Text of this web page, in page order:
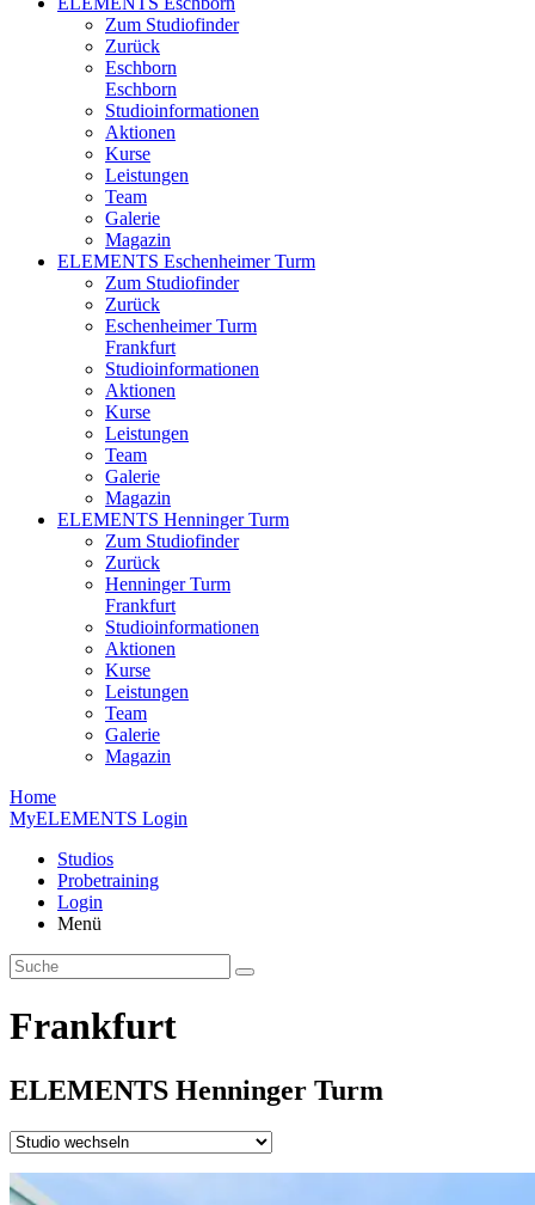
Zum Studiofinder
Zurück
Esch­born
Eschborn
Studioinformationen
Aktionen
Kurse
Leistungen
Team
Galerie
Magazin
ELEMENTS Eschenheimer Turm
Zum Studiofinder
Zurück
Eschen­heimer Turm
Frankfurt
Studioinformationen
Aktionen
Kurse
Leistungen
Team
Galerie
Magazin
ELEMENTS Henninger Turm
Zum Studiofinder
Zurück
Henninger Turm
Frankfurt
Studioinformationen
Aktionen
Kurse
Leistungen
Team
Galerie
Magazin
Home
MyELEMENTS Login
Studios
Probe­training
Login
Menü
Frankfurt
ELEMENTS Henninger Turm